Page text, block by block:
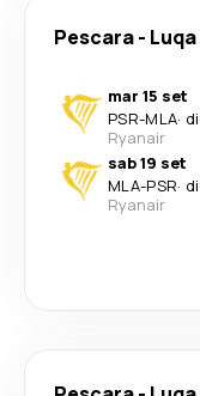
Pescara- Luqa
mar 15 set
PSR-MLA·
Ryanair
sab 19 set
MLA-PSR·
Ryanair